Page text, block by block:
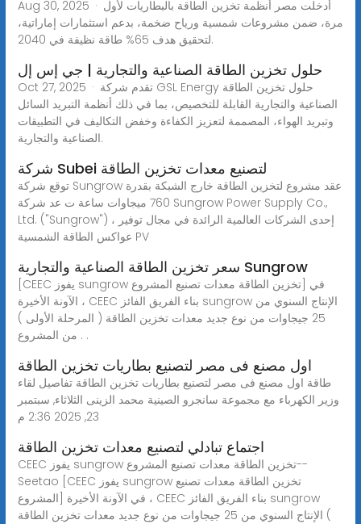
Aug 30, 2025 · أدخلت مصر أنظمة تخزين الطاقة بالبطاريات لأول
مرة، ضمن مشروعات شمسية ورياح ضخمة، بدعم استثمارات إماراتية،
لتحقيق هدف 65% طاقة نظيفة في 2040.
حلول تخزين الطاقة الصناعية والتجارية | جي إس إل
Oct 27, 2025 · تقدم شركة GSL Energy حلول تخزين الطاقة
الصناعية والتجارية القابلة للتخصيص، بما في ذلك أنظمة التبريد السائل
وتبريد الهواء، المصممة لتعزيز الكفاءة وخفض التكاليف في التطبيقات
الصناعية والتجارية.
شركة Subei لتصنيع معدات تخزين الطاقة
توقع شركة Sungrow عقد مشروع لتخزين الطاقة خارج الشبكة بقدرة
760 ميجاوات ساعة ت عد شركة Sungrow Power Supply Co.,
Ltd. ("Sungrow") ، إحدى الشركات العالمية الرائدة في مجال توفير
عواكس الطاقة الشمسية PV
سعر تخزين الطاقة الصناعية والتجارية Sungrow
[CEEC يفوز sungrow تخزين الطاقة معدات تصنيع المشروع] في
الآونة الأخيرة ، CEEC بناء الفريق الفائز sungrow الإنتاج السنوي من
25 جيجاوات من نوع جديد معدات تخزين الطاقة ( المرحلة الأولى )
من المشروع . .
اول مصنع فى مصر لتصنيع بطاريات تخزين الطاقة
طاقة اول مصنع فى مصر لتصنيع بطاريات تخزين الطاقة تفاصيل لقاء
وزير الكهرباء مع مجموعة سانجرو الصينية محمد الزينى الثلاثاء, سبتمبر
23, 2025 2:36 م
اجتماع تبادلي لتصنيع معدات تخزين الطاقة
CEEC يفوز sungrow تخزين الطاقة معدات تصنيع المشروع--
Seetao [CEEC يفوز sungrow تخزين الطاقة معدات تصنيع
المشروع] في الآونة الأخيرة ، CEEC بناء الفريق الفائز sungrow
الإنتاج السنوي من 25 جيجاوات من نوع جديد معدات تخزين الطاقة (